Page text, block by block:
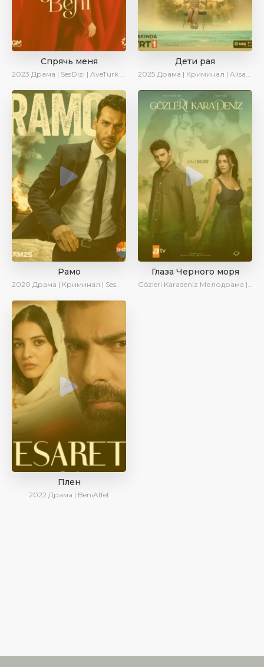
Спрячь меня
2023 Драма | SesDizi | AveTurk | AlisaDirilis | Сериалы 2023
Дети рая
2025 Драма | Криминал | AlisaDirilis | Новинки | Сериалы 2025
Рамо
2020 Драма | Криминал | SesDizi | Ирина Котова
Глаза Черного моря
Gözleri Karadeniz Мелодрама | Драма | Новинки | Сериалы 2025
Плен
2022 Драма | BeniAffet